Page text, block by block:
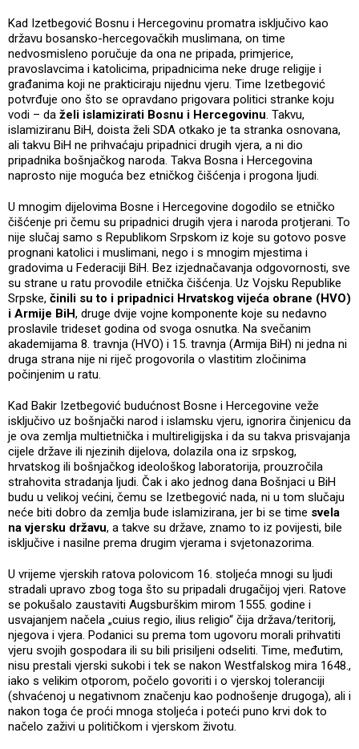
Kad Izetbegović Bosnu i Hercegovinu promatra isključivo kao
državu bosansko-hercegovačkih muslimana, on time
nedvosmisleno poručuje da ona ne pripada, primjerice,
pravoslavcima i katolicima, pripadnicima neke druge religije i
građanima koji ne prakticiraju nijednu vjeru. Time Izetbegović
potvrđuje ono što se opravdano prigovara politici stranke koju
vodi – da želi islamizirati Bosnu i Hercegovinu. Takvu,
islamiziranu BiH, doista želi SDA otkako je ta stranka osnovana,
ali takvu BiH ne prihvaćaju pripadnici drugih vjera, a ni dio
pripadnika bošnjačkog naroda. Takva Bosna i Hercegovina
naprosto nije moguća bez etničkog čišćenja i progona ljudi.
U mnogim dijelovima Bosne i Hercegovine dogodilo se etničko
čišćenje pri čemu su pripadnici drugih vjera i naroda protjerani. To
nije slučaj samo s Republikom Srpskom iz koje su gotovo posve
prognani katolici i muslimani, nego i s mnogim mjestima i
gradovima u Federaciji BiH. Bez izjednačavanja odgovornosti, sve
su strane u ratu provodile etnička čišćenja. Uz Vojsku Republike
Srpske, činili su to i pripadnici Hrvatskog vijeća obrane (HVO)
i Armije BiH, druge dvije vojne komponente koje su nedavno
proslavile trideset godina od svoga osnutka. Na svečanim
akademijama 8. travnja (HVO) i 15. travnja (Armija BiH) ni jedna ni
druga strana nije ni riječ progovorila o vlastitim zločinima
počinjenim u ratu.
Kad Bakir Izetbegović budućnost Bosne i Hercegovine veže
isključivo uz bošnjački narod i islamsku vjeru, ignorira činjenicu da
je ova zemlja multietnička i multireligijska i da su takva prisvajanja
cijele države ili njezinih dijelova, dolazila ona iz srpskog,
hrvatskog ili bošnjačkog ideološkog laboratorija, prouzročila
strahovita stradanja ljudi. Čak i ako jednog dana Bošnjaci u BiH
budu u velikoj većini, čemu se Izetbegović nada, ni u tom slučaju
neće biti dobro da zemlja bude islamizirana, jer bi se time svela
na vjersku državu, a takve su države, znamo to iz povijesti, bile
isključive i nasilne prema drugim vjerama i svjetonazorima.
U vrijeme vjerskih ratova polovicom 16. stoljeća mnogi su ljudi
stradali upravo zbog toga što su pripadali drugačijoj vjeri. Ratove
se pokušalo zaustaviti Augsburškim mirom 1555. godine i
usvajanjem načela „cuius regio, ilius religio“ čija država/teritorij,
njegova i vjera. Podanici su prema tom ugovoru morali prihvatiti
vjeru svojih gospodara ili su bili prisiljeni odseliti. Time, međutim,
nisu prestali vjerski sukobi i tek se nakon Westfalskog mira 1648.,
iako s velikim otporom, počelo govoriti i o vjerskoj toleranciji
(shvaćenoj u negativnom značenju kao podnošenje drugoga), ali i
nakon toga će proći mnoga stoljeća i poteći puno krvi dok to
načelo zaživi u političkom i vjerskom životu.